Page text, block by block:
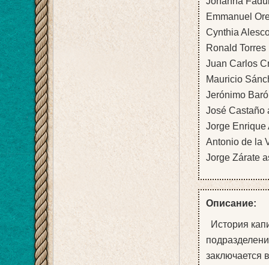
Emmanuel
Cynthia
Ronald Torres
Juan Carlos
Mauricio
Jerónimo
José Castaño
Jorge Enrique
Antonio de la
Jorge Zárate
Описание:
История
заключается